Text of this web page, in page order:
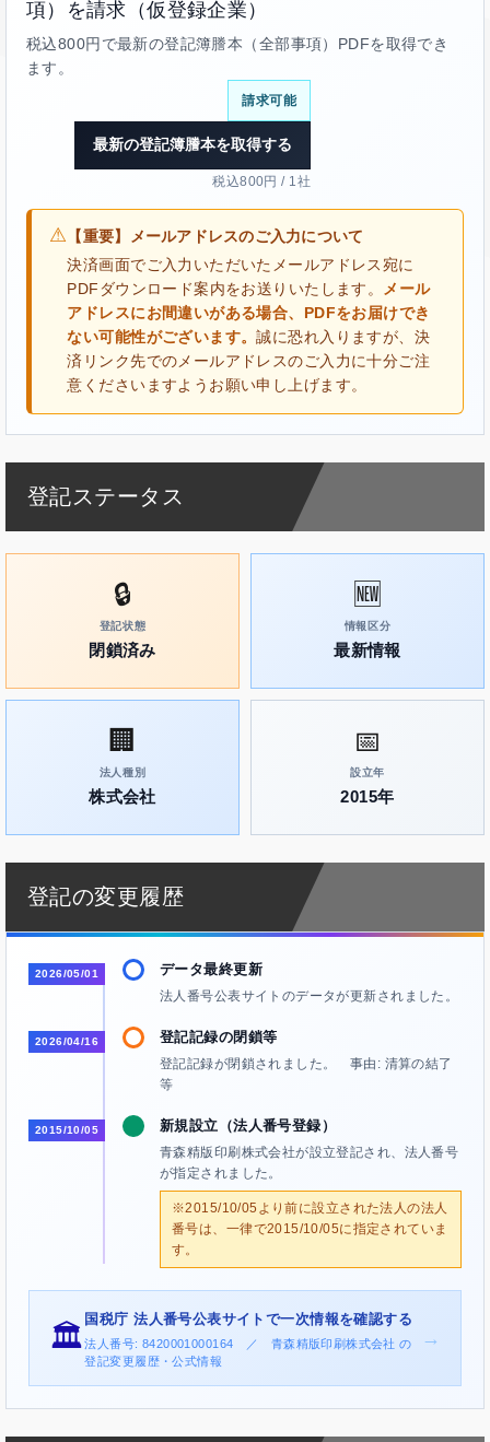
項）を請求（仮登録企業）
税込800円で最新の登記簿謄本（全部事項）PDFを取得でき
ます。
請求可能
最新の登記簿謄本を取得する
税込800円 / 1社
⚠ 【重要】メールアドレスのご入力について
決済画面でご入力いただいたメールアドレス宛に
PDFダウンロード案内をお送りいたします。
メール
アドレスにお間違いがある場合、PDFをお届けでき
ない可能性がございます。誠に恐れ入りますが、決
済リンク先でのメールアドレスのご入力に十分ご注
意くださいますようお願い申し上げます。
登記ステータス
🔒
登記状態
閉鎖済み
🆕
情報区分
最新情報
🏢
法人種別
株式会社
📅
設立年
2015年
登記の変更履歴
2026/05/01 データ最終更新
法人番号公表サイトのデータが更新されました。
2026/04/16 登記記録の閉鎖等
登記記録が閉鎖されました。 事由: 清算の結了
等
2015/10/05 新規設立（法人番号登録）
青森精版印刷株式会社が設立登記され、法人番号
が指定されました。
※2015/10/05より前に設立された法人の法人
番号は、一律で2015/10/05に指定されていま
す。
🏛️
国税庁 法人番号公表サイトで一次情報を確認する
法人番号: 8420001000164 ／ 青森精版印刷株式会社 の
登記変更履歴・公式情報
→